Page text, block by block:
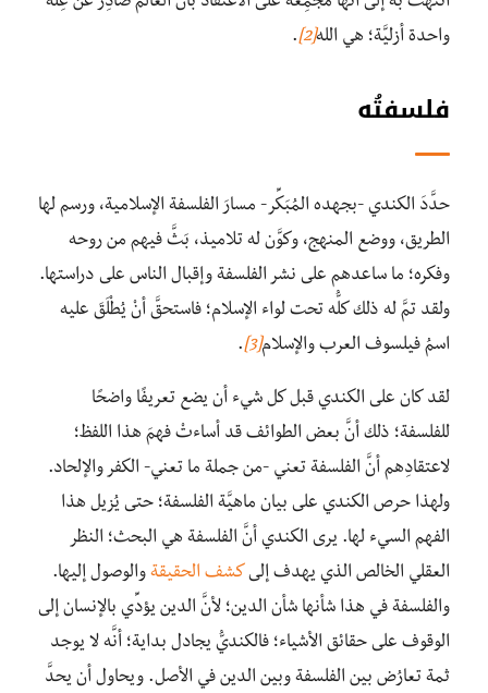
واحدة أزليَّة؛ هي الله[2]
.
فلسفتُه
حدَّدَ الكندي -بجهده المُبَكِّر- مسارَ الفلسفة الإسلامية، ورسم لها
الطريق، ووضع المنهج، وكوَّن له تلاميذ، بَثَّ فيهم من روحه
وفكره؛ ما ساعدهم على نشر الفلسفة وإقبال الناس على دراستها.
ولقد تمَّ له ذلك كلُّه تحت لواء الإسلام؛ فاستحقَّ أنْ يُطْلَقَ عليه
اسمُ فيلسوف العرب والإسلام[3]
.
لقد كان على الكندي قبل كل شيء أن يضع تعريفًا واضحًا
للفلسفة؛ ذلك أنَّ بعض الطوائف قد أساءتْ فهمَ هذا اللفظ؛
لاعتقادِهم أنَّ الفلسفة تعني -من جملة ما تعني- الكفر والإلحاد.
ولهذا حرص الكندي على بيان ماهيَّة الفلسفة؛ حتى يُزيل هذا
الفهم السيء لها. يرى الكندي أنَّ الفلسفة هي البحث؛ النظر
العقلي الخالص الذي يهدف إلى كشف الحقيقة والوصول إليها.
والفلسفة في هذا شأنها شأن الدين؛ لأنَّ الدين يؤدِّي بالإنسان إلى
الوقوف على حقائق الأشياء؛ فالكنديُّ يجادل بداية؛ أنَّه لا يوجد
ثمة تعارُض بين الفلسفة وبين الدين في الأصل. ويحاول أن يحدَّ